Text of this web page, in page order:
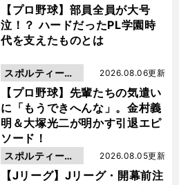
【プロ野球】部員全員が大号
泣！？ ハードだったPL学園時
代を支えたものとは
動画
【プロ野球】先輩たちの気遣い
に「もうできへんな」。金村義
明＆大塚光二が明かす引退エピ
ソード！
2026.08.06更新
スポルティーバ
動画
【Jリーグ】Jリーグ・開幕前注
2026.08.05更新
スポルティーバ
動画